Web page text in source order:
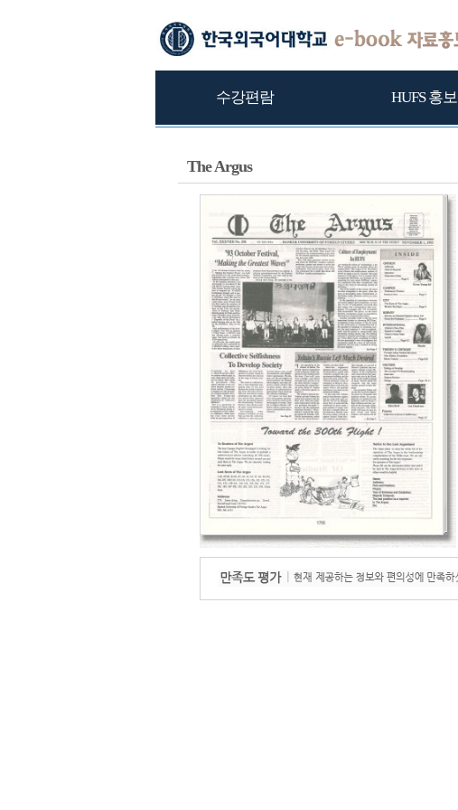
수강편람 HUFS 홍보
The Argus